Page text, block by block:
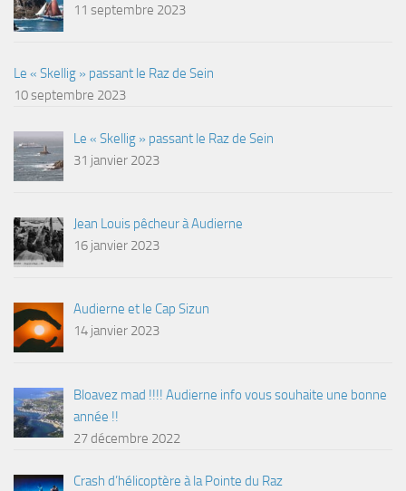
11 septembre 2023
Le « Skellig » passant le Raz de Sein
10 septembre 2023
Le « Skellig » passant le Raz de Sein
31 janvier 2023
Jean Louis pêcheur à Audierne
16 janvier 2023
Audierne et le Cap Sizun
14 janvier 2023
Bloavez mad !!!! Audierne info vous souhaite une bonne
année !!
27 décembre 2022
Crash d’hélicoptère à la Pointe du Raz